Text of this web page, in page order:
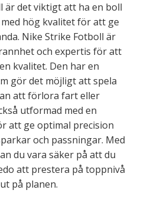
är det viktigt att ha en boll
hög kvalitet för att ge
Nike Strike Fotboll är
och expertis för att
kvalitet. Den har en
gör det möjligt att spela
att förlora fart eller
utformad med en
att ge optimal precision
och passningar. Med
du vara säker på att du
att prestera på toppnivå
på planen.